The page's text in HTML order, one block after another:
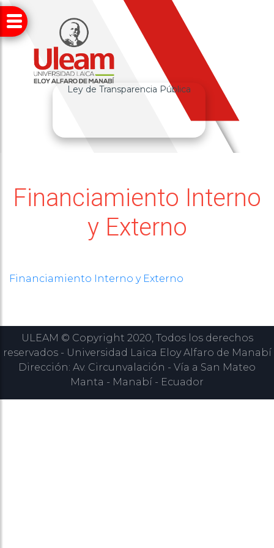
Ley de Transparencia Pública
Financiamiento Interno
y Externo
Financiamiento Interno y Externo
ULEAM © Copyright 2020, Todos los derechos
reservados - Universidad Laica Eloy Alfaro de Manabí
Dirección: Av. Circunvalación - Vía a San Mateo
Manta - Manabí - Ecuador